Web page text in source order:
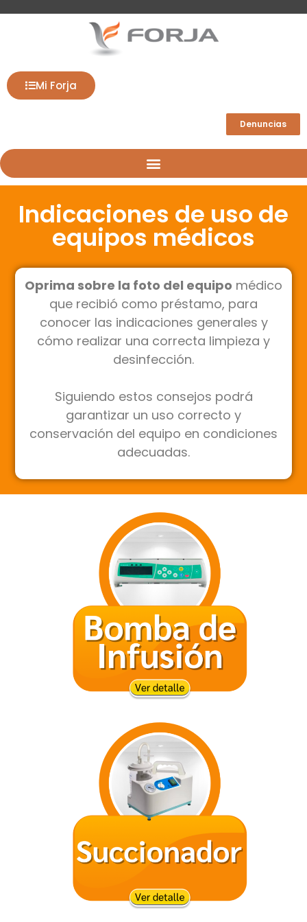
Mi Forja
Denuncias
Indicaciones de uso de
equipos médicos
Oprima sobre la foto del equipo médico
que recibió como préstamo, para
conocer las indicaciones generales y
cómo realizar una correcta limpieza y
desinfección.
Siguiendo estos consejos podrá
garantizar un uso correcto y
conservación del equipo en condiciones
adecuadas.